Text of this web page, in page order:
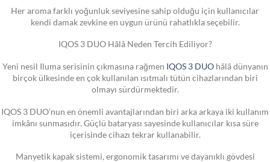
Her aroma farklı yoğunluk seviyesine sahip olduğu için kullanıcılar
kendi damak zevkine en uygun ürünü rahatlıkla seçebilir.
IQOS 3 DUO Hâlâ Neden Tercih Ediliyor?
Yeni nesil Iluma serisinin çıkmasına rağmen IQOS 3 DUOhâlâ dünyanın
birçok ülkesinde en çok kullanılan ısıtmalı tütün cihazlarından biri
olmayı sürdürmektedir.
IQOS 3 DUO’nun en önemli avantajlarından biri arka arkaya iki kullanım
imkânı sunmasıdır. Güçlü bataryası sayesinde kullanıcılar kısa süre
içerisinde cihazı tekrar kullanabilir.
Manyetik kapak sistemi, ergonomik tasarımı ve dayanıklı gövdesi